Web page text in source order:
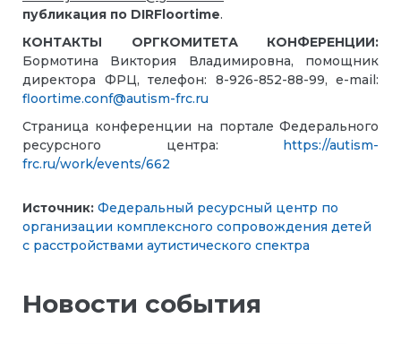
публикация по DIRFloortime.
КОНТАКТЫ ОРГКОМИТЕТА КОНФЕРЕНЦИИ:
Бормотина Виктория Владимировна, помощник
директора ФРЦ, телефон: 8-926-852-88-99, e-mail:
floortime.conf@autism-frc.ru
Страница конференции на портале Федерального
ресурсного центра: https://autism-
frc.ru/work/events/662
Источник: Федеральный ресурсный центр по
организации комплексного сопровождения детей
с расстройствами аутистического спектра
Новости события